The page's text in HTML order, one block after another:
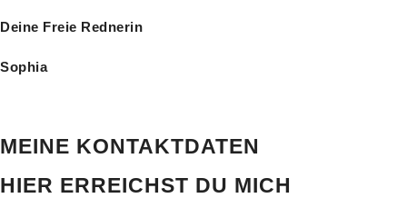
Deine Freie Rednerin
Sophia
MEINE KONTAKTDATEN
HIER ERREICHST DU MICH